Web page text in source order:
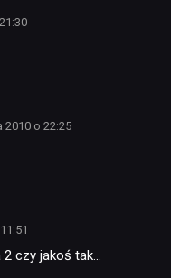
2010 o 22:25
2 czy jakoś tak…